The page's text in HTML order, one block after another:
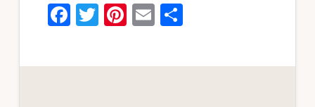
F
c
T
it
Pi
te
E
ai
C
n